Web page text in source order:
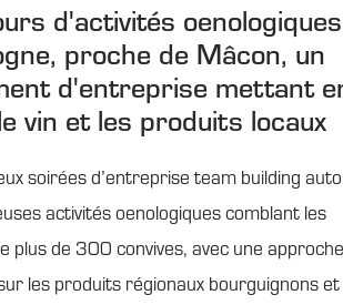
d'activités
proche de Mâcon, un
d'entreprise mettant
vin et les produits locaux
soirées d’entreprise team building
activités oenologiques comblant les
plus de 300 convives, avec une
les produits régionaux bourguignons